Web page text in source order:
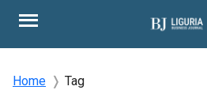
Home Tag